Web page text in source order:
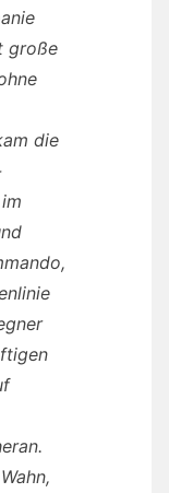
große
die